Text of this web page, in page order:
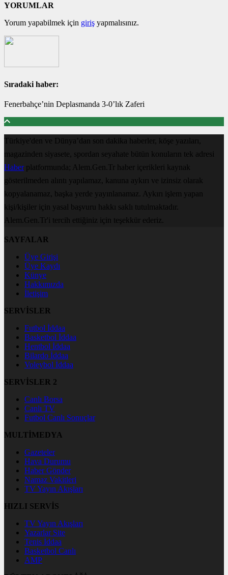
YORUMLAR
Yorum yapabilmek için giriş yapmalısınız.
Sıradaki haber:
Fenerbahçe’nin Deplasmanda 3-0’lık Zaferi
Türkiye'den ve Dünya’dan son dakika haberler, köşe yazıları,
magazinden siyasete, spordan seyahate bütün konuların tek adresi
Haberplatformunda; Alem.Gen.Tr haber içerikleri kaynak
gösterilmeden alıntı yapılamaz, kanuna aykırı ve izinsiz olarak
kopyalanamaz, başka yerde yayınlanamaz. Aykırı işlem yapan
kişi/kişiler için yasal başvuru hakkı saklı tutulmaktadır.
Alem.Gen.Tr'i tercih ettiğiniz için teşekkür ederiz.
SAYFALAR
Üye Girişi
Üye Kaydı
Künye
Hakkımızda
İletişim
SERVİSLER
Futbol İddaa
Basketbol İddaa
Hentbol İddaa
Bilardo İddaa
Voleybol İddaa
SERVİSLER 2
Canlı Borsa
Canlı TV
Futbol Canlı Sonuçlar
MULTİMEDYA
Gazeteler
Hava Durumu
Haber Gönder
Namaz Vakitleri
TV Yayın Akışları
HIZLI SERVİS
TV Yayın Akışları
Yazarlar Site
Tenis İddaa
Basketbol Canlı
AMP